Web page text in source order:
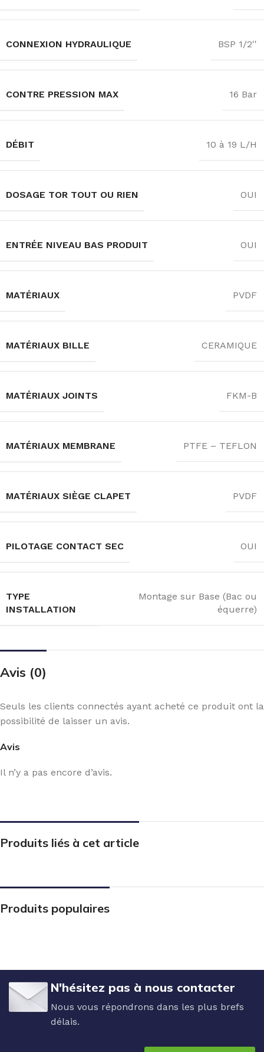
CONNEXION HYDRAULIQUE BSP 1/2''
CONTRE PRESSION MAX 16 Bar
DÉBIT 10 à 19 L/H
DOSAGE TOR TOUT OU RIEN OUI
ENTRÉE NIVEAU BAS PRODUIT OUI
MATÉRIAUX PVDF
MATÉRIAUX BILLE CERAMIQUE
MATÉRIAUX JOINTS FKM-B
MATÉRIAUX MEMBRANE PTFE – TEFLON
MATÉRIAUX SIÈGE CLAPET PVDF
PILOTAGE CONTACT SEC OUI
TYPE
INSTALLATION
Montage sur Base (Bac ou
équerre)
Avis (0)
Avis
Il n’y a pas encore d’avis.
Seuls les clients connectés ayant acheté ce produit ont la
possibilité de laisser un avis.
Produits liés à cet article
Produits populaires
N'hésitez pas à nous contacter
Nous vous répondrons dans les plus brefs
délais.